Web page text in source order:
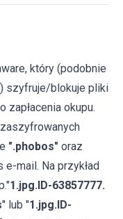
który (podobnie
szyfruje/blokuje pliki
zapłacenia okupu.
".phobos" oraz
mail. Na przykład
1.jpg.ID-63857777.
" lub "1.jpg.ID-